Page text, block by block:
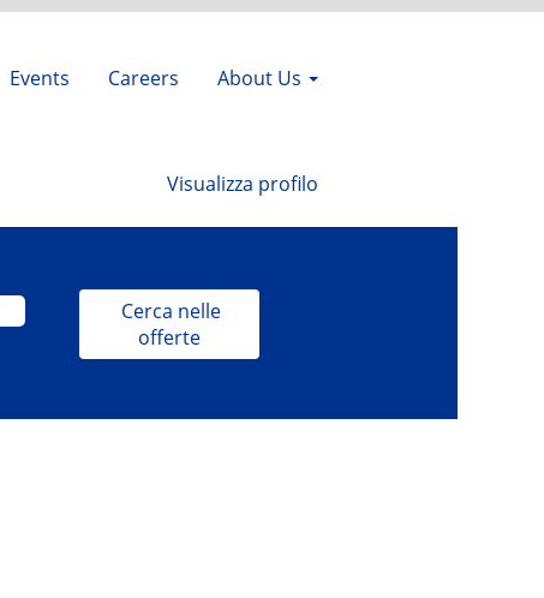
Events Careers About Us
Visualizza profilo